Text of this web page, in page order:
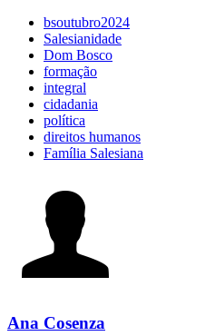
bsoutubro2024
Salesianidade
Dom Bosco
formação
integral
cidadania
política
direitos humanos
Família Salesiana
Ana Cosenza